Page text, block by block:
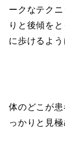
ークなテク
りと後傾を
に歩けるよう
体のどこが
っかりと見